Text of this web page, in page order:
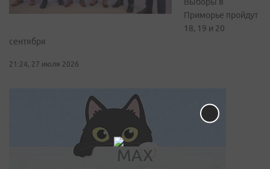
Выборы в
Приморье пройдут
18, 19 и 20
сентября
21:24, 27 июля 2026